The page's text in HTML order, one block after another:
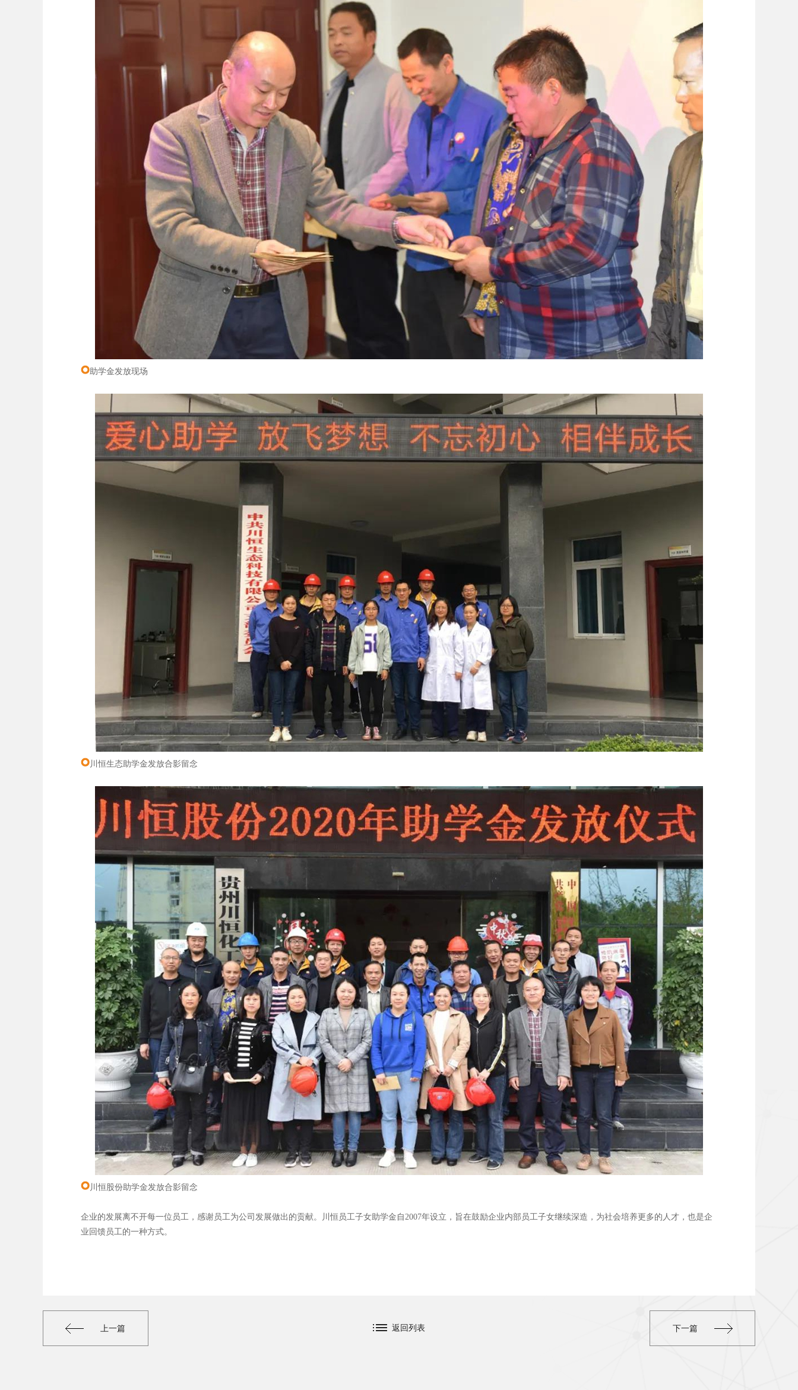
助学金发放现场
川恒生态助学金发放合影留念
川恒股份助学金发放合影留念
企业的发展离不开每一位员工，感谢员工为公司发展做出的贡献。川恒员工子女助学金自2007年设立，旨在鼓励企业内部员工子女继续深造，为社会培养更多的人才，也是企
业回馈员工的一种方式。
上一篇 下一篇
返回列表